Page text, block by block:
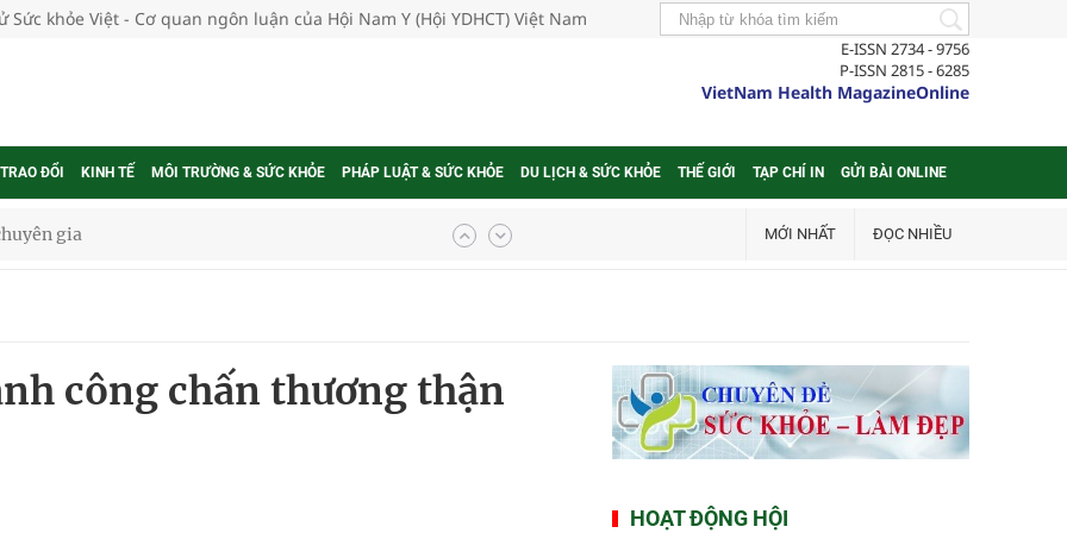
Sức khỏe Việt - Cơ quan ngôn luận của Hội Nam Y (Hội YDHCT) Việt Nam
E-ISSN 2734 - 9756
P-ISSN 2815 - 6285
VietNam Health MagazineOnline
ĐỔI KINH TẾ MÔI TRƯỜNG & SỨC KHỎE PHÁP LUẬT & SỨC KHỎE DU LỊCH & SỨC KHỎE THẾ GIỚI TẠP CHÍ IN GỬI BÀI ONLINE
ung thư
Của Các Loài Nhân Sâm (Panax Spp.): Tổng
MỚI NHẤT ĐỌC NHIỀU
công chấn thương thận
HOẠT ĐỘNG HỘI